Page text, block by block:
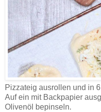
Pizzateig ausrollen und in
Auf ein mit Backpapier
Olivenöl bepinseln.